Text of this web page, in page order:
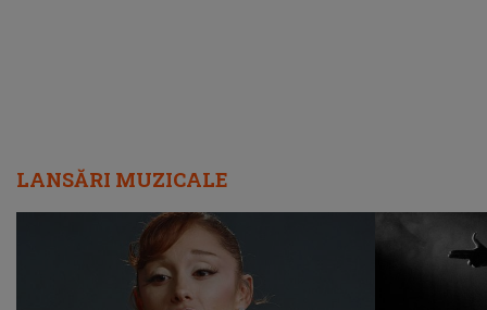
LANSĂRI MUZICALE